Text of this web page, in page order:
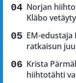
Norjan
Kläbo
EM-
ratkaisun
Krista
hiihtotähti